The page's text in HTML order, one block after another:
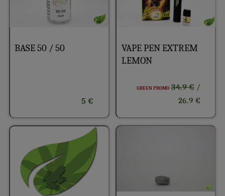
BASE 50 / 50
5 €
VAPE PEN EXTREM
LEMON
GREEN PROMO 34.9 €/
26.9 €